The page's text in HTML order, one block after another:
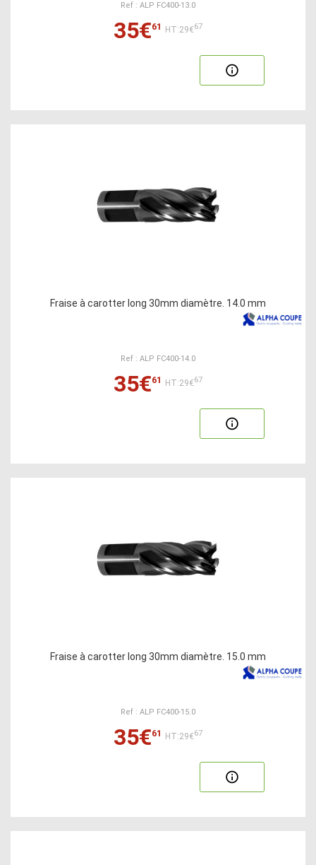
Ref : ALP FC400-13.0
35€61 HT:29€67
Fraise à carotter long 30mm diamètre. 14.0 mm
Ref : ALP FC400-14.0
35€61 HT:29€67
Fraise à carotter long 30mm diamètre. 15.0 mm
Ref : ALP FC400-15.0
35€61 HT:29€67